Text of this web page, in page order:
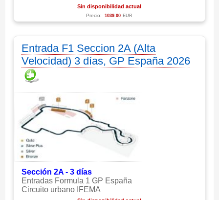
Sin disponibilidad actual
Precio: 1039.00 EUR
Entrada F1 Seccion 2A (Alta
Velocidad) 3 días, GP España 2026
Sección 2A - 3 días
Entradas Formula 1 GP España
Circuito urbano IFEMA